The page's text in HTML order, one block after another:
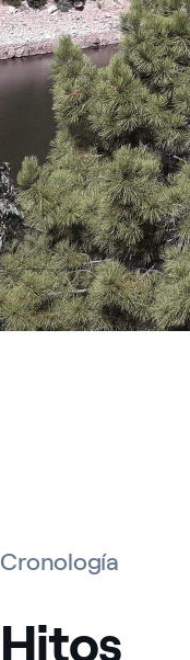
Cronología
Hitos